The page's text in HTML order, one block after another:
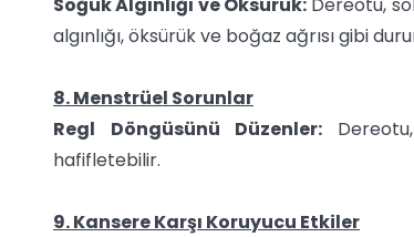
Soğuk Algınlığı ve Öksürük:Dereotu,
algınlığı, öksürük ve boğaz ağrısı gibi
8. Menstrüel Sorunlar
Regl Döngüsünü Düzenler:
hafifletebilir.
9. Kansere Karşı Koruyucu Etkiler